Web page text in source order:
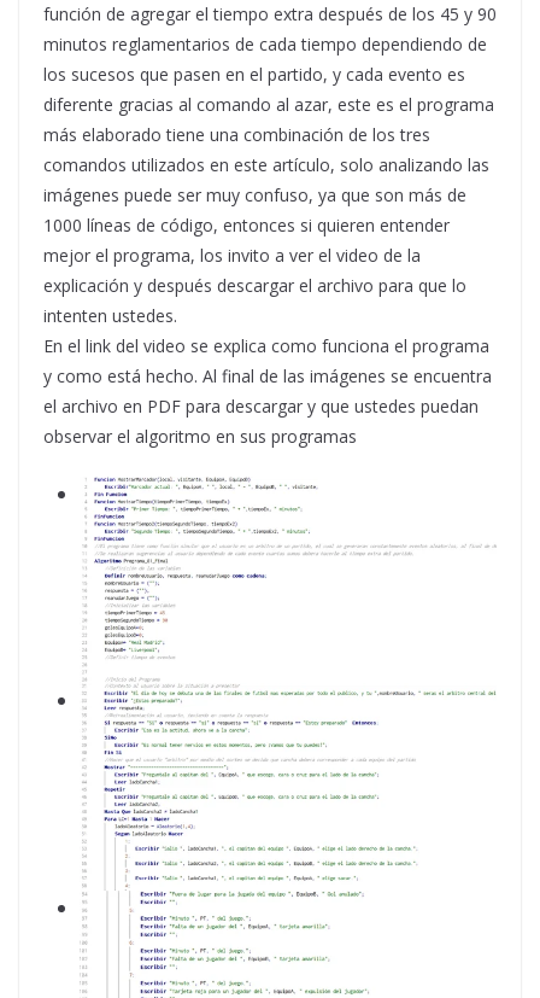
función de agregar el tiempo extra después de los 45 y 90
minutos reglamentarios de cada tiempo dependiendo de
los sucesos que pasen en el partido, y cada evento es
diferente gracias al comando al azar, este es el programa
más elaborado tiene una combinación de los tres
comandos utilizados en este artículo, solo analizando las
imágenes puede ser muy confuso, ya que son más de
1000 líneas de código, entonces si quieren entender
mejor el programa, los invito a ver el video de la
explicación y después descargar el archivo para que lo
intenten ustedes.
En el link del video se explica como funciona el programa
y como está hecho. Al final de las imágenes se encuentra
el archivo en PDF para descargar y que ustedes puedan
observar el algoritmo en sus programas